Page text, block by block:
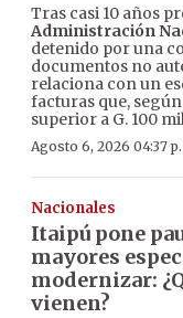
Tras casi 10 años
Administración
detenido por una
documentos no
relaciona con un
facturas que,
superior a G. 100
Agosto 6, 2026 04:37
Nacionales
Itaipú pone
mayores
modernizar:
vienen?